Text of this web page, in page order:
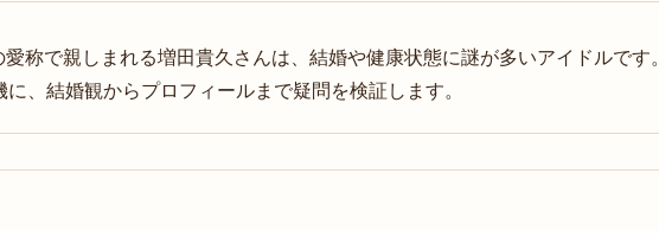
称で親しまれる増田貴久さんは、結婚や健康状態に謎が多いアイドルです。
、結婚観からプロフィールまで疑問を検証します。